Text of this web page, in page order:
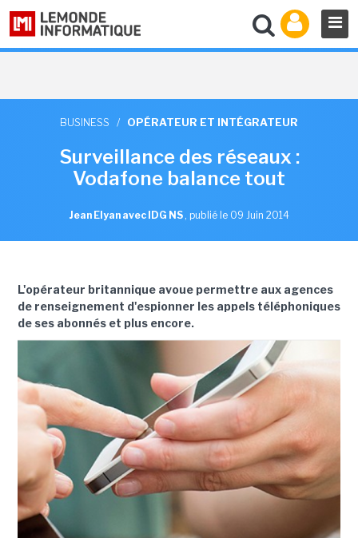
BUSINESS / OPÉRATEUR ET INTÉGRATEUR
Surveillance des réseaux :
Vodafone balance tout
Jean Elyan avec IDG NS , publié le 09 Juin 2014
L'opérateur britannique avoue permettre aux agences
de renseignement d'espionner les appels téléphoniques
de ses abonnés et plus encore.